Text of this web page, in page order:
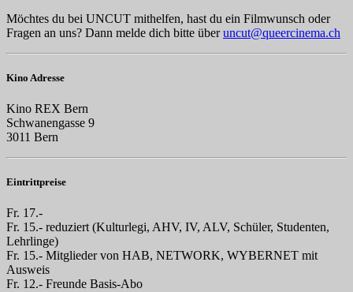
Möchtes du bei UNCUT mithelfen, hast du ein Filmwunsch oder
Fragen an uns? Dann melde dich bitte überuncut@queercinema.ch
Kino Adresse
Kino REX Bern
Schwanengasse 9
3011 Bern
Eintrittpreise
Fr. 17.-
Fr. 15.- reduziert (Kulturlegi, AHV, IV, ALV, Schüler, Studenten,
Lehrlinge)
Fr. 15.- Mitglieder von HAB, NETWORK, WYBERNET mit
Ausweis
Fr. 12.- Freunde Basis-Abo